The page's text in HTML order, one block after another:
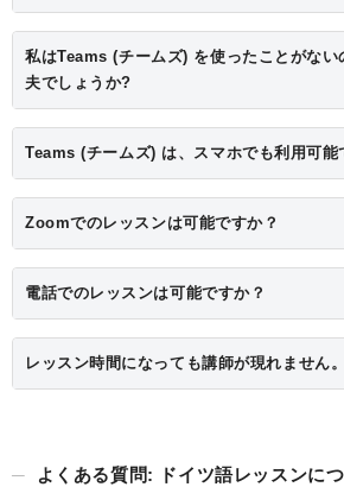
私はTeams (チームズ) を使ったことがない
夫でしょうか?
Teams (チームズ) は、スマホでも利用可能
Zoomでのレッスンは可能ですか？
電話でのレッスンは可能ですか？
レッスン時間になっても講師が現れません。
よくある質問: ドイツ語レッスンに